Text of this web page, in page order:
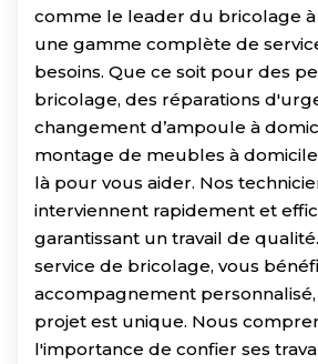
comme le leader du bricolage
une gamme complète de
besoins. Que ce soit pour des
bricolage, des réparations
changement d’ampoule à
montage de meubles à
là pour vous aider. Nos
interviennent rapidement et
garantissant un travail de
service de bricolage, vous
accompagnement
projet est unique. Nous
l'importance de confier ses